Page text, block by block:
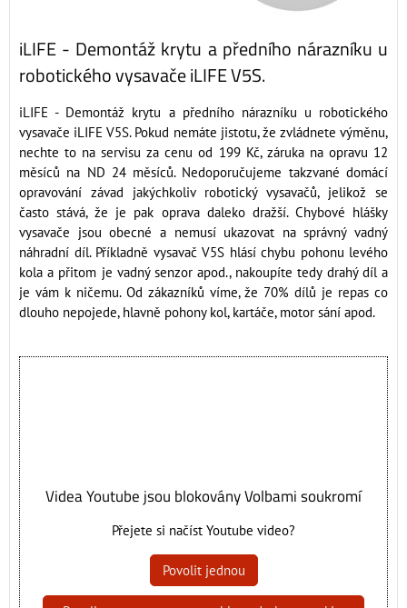
iLIFE - Demontáž krytu a předního nárazníku u
robotického vysavače iLIFE V5S.
iLIFE - Demontáž krytu a předního nárazníku u robotického
vysavače iLIFE V5S. Pokud nemáte jistotu, že zvládnete výměnu,
nechte to na servisu za cenu od 199 Kč, záruka na opravu 12
měsíců na ND 24 měsíců. Nedoporučujeme takzvané domácí
opravování závad jakýchkoliv robotický vysavačů, jelikož se
často stává, že je pak oprava daleko dražší. Chybové hlášky
vysavače jsou obecné a nemusí ukazovat na správný vadný
náhradní díl. Příkladně vysavač V5S hlásí chybu pohonu levého
kola a přitom je vadný senzor apod., nakoupíte tedy drahý díl a
je vám k ničemu. Od zákazníků víme, že 70% dílů je repas co
dlouho nepojede, hlavně pohony kol, kartáče, motor sání apod.
Videa Youtube jsou blokovány Volbami soukromí
Přejete si načíst Youtube video?
Povolit jednou